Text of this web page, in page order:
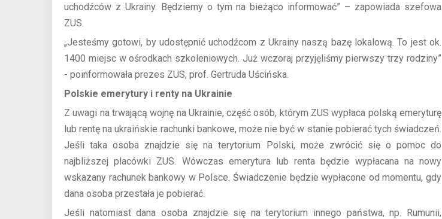
uchodźców z Ukrainy. Będziemy o tym na bieżąco informować” – zapowiada szefowa
ZUS.
„Jesteśmy gotowi, by udostępnić uchodźcom z Ukrainy naszą bazę lokalową. To jest ok.
1400 miejsc w ośrodkach szkoleniowych. Już wczoraj przyjęliśmy pierwszy trzy rodziny”
- poinformowała prezes ZUS, prof. Gertruda Uścińska.
Polskie emerytury i renty na Ukrainie
Z uwagi na trwającą wojnę na Ukrainie, część osób, którym ZUS wypłaca polską emeryturę
lub rentę na ukraińskie rachunki bankowe, może nie być w stanie pobierać tych świadczeń.
Jeśli taka osoba znajdzie się na terytorium Polski, może zwrócić się o pomoc do
najbliższej placówki ZUS. Wówczas emerytura lub renta będzie wypłacana na nowy
wskazany rachunek bankowy w Polsce. Świadczenie będzie wypłacone od momentu, gdy
dana osoba przestała je pobierać.
Jeśli natomiast dana osoba znajdzie się na terytorium innego państwa, np. Rumunii,